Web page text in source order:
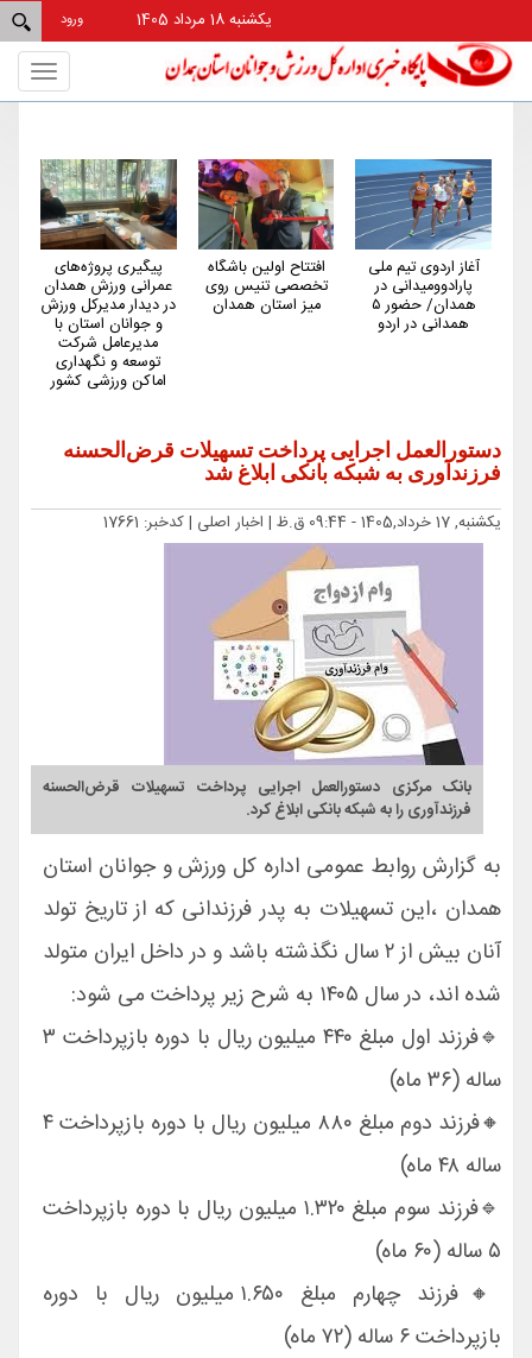
ورود
یکشنبه 18 مرداد 1405
آغاز اردوی تیم ملی
پارادوومیدانی در
همدان/ حضور ۵
همدانی در اردو
افتتاح اولین باشگاه
تخصصی تنیس روی
میز استان همدان
پیگیری پروژه‌های
عمرانی ورزش همدان
در دیدار مدیرکل ورزش
و جوانان استان با
مدیرعامل شرکت
توسعه و نگهداری
اماکن ورزشی کشور
دستورالعمل اجرایی پرداخت تسهیلات قرض‌الحسنه
فرزندآوری به شبکه بانکی ابلاغ شد
یکشنبه, 17 خرداد,1405 - 09:44 ق.ظ | اخبار اصلی | کدخبر: 17661
بانک مرکزی دستورالعمل اجرایی پرداخت تسهیلات قرض‌الحسنه
فرزندآوری را به شبکه بانکی ابلاغ کرد.
به گزارش روابط عمومی اداره کل ورزش و جوانان استان
همدان ،این تسهیلات به پدر فرزندانی که از تاریخ تولد
آنان بیش از ۲ سال نگذشته باشد و در داخل ایران متولد
شده اند، در سال ۱۴۰۵ به شرح زیر پرداخت می شود:
🔹فرزند اول مبلغ ۴۴۰ میلیون ریال با دوره بازپرداخت ۳
ساله (۳۶ ماه)
🔸فرزند دوم مبلغ ۸۸۰ میلیون ریال با دوره بازپرداخت ۴
ساله ۴۸ ماه)
🔹فرزند سوم مبلغ ۱.۳۲۰ میلیون ریال با دوره بازپرداخت
۵ ساله (۶۰ ماه)
🔸فرزند چهارم مبلغ ۱.۶۵۰ میلیون ریال با دوره
بازپرداخت ۶ ساله (۷۲ ماه)